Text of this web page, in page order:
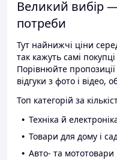
Великий вибір
потреби
Тут найнижчі ціни
так кажуть самі
Порівнюйте
відгуки з фото і відео,
Топ категорій за
Техніка й
Товари для дому і
Авто- та мототовари